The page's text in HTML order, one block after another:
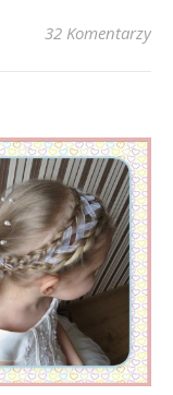
32 Komentarzy